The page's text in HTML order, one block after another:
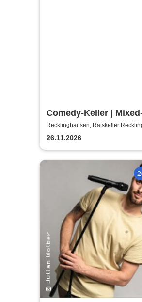
Comedy-Keller |
Recklinghausen, Ratskeller
26.11.2026